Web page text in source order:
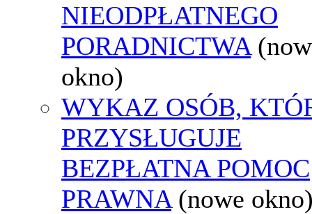
NIEODPŁATNEGO
PORADNICTWA
okno)
WYKAZ OSÓB,
PRZYSŁUGUJE
BEZPŁATNA POMOC
PRAWNA (nowe